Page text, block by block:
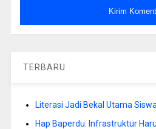
TERBARU
Literasi Jadi Bekal Utama
Hap Baperdu: Infrastruktur